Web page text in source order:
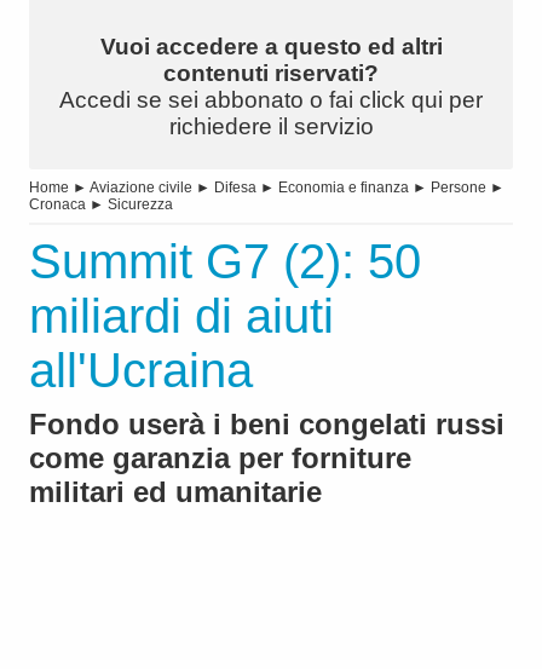
Vuoi accedere a questo ed altri
contenuti riservati?
Accedi se sei abbonato o fai click qui per
richiedere il servizio
Home ► Aviazione civile ► Difesa ► Economia e finanza ► Persone ►
Cronaca ► Sicurezza
Summit G7 (2): 50
miliardi di aiuti
all'Ucraina
Fondo userà i beni congelati russi
come garanzia per forniture
militari ed umanitarie